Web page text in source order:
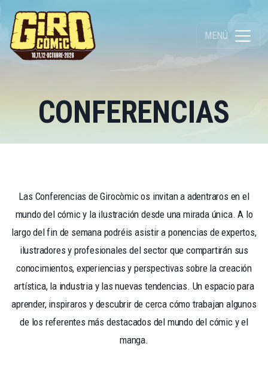
MENÚ
CONFERENCIAS
Las Conferencias de Girocòmic os invitan a adentraros en el
mundo del cómic y la ilustración desde una mirada única. A lo
largo del fin de semana podréis asistir a ponencias de expertos,
ilustradores y profesionales del sector que compartirán sus
conocimientos, experiencias y perspectivas sobre la creación
artística, la industria y las nuevas tendencias. Un espacio para
aprender, inspiraros y descubrir de cerca cómo trabajan algunos
de los referentes más destacados del mundo del cómic y el
manga.